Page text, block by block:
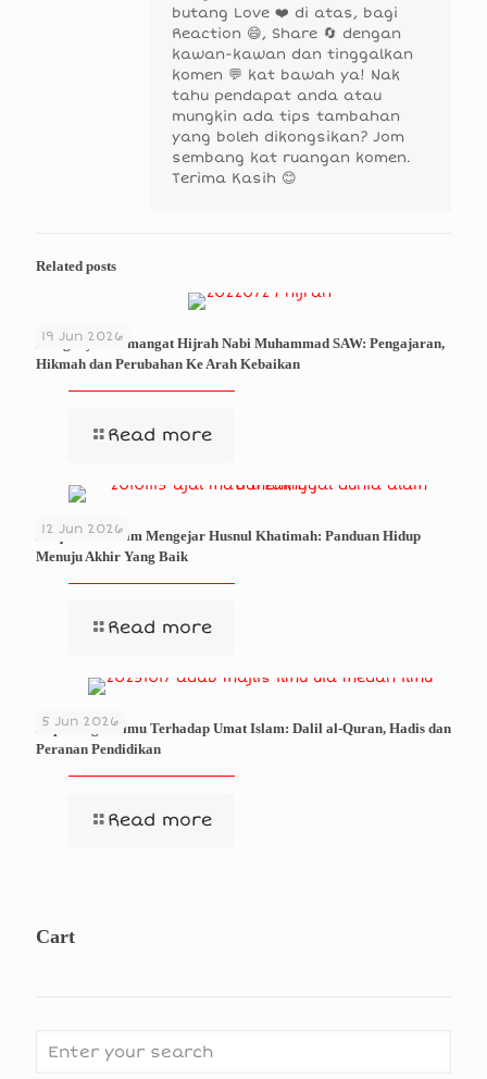
butang Love ❤️ di atas, bagi
Reaction 😄, Share 🔄 dengan
kawan-kawan dan tinggalkan
komen 💬 kat bawah ya! Nak
tahu pendapat anda atau
mungkin ada tips tambahan
yang boleh dikongsikan? Jom
sembang kat ruangan komen.
Terima Kasih 😊
Related posts
19 Jun 2026
Menghayati Semangat Hijrah Nabi Muhammad SAW: Pengajaran,
Hikmah dan Perubahan Ke Arah Kebaikan
Read more
12 Jun 2026
Istiqamah Dalam Mengejar Husnul Khatimah: Panduan Hidup
Menuju Akhir Yang Baik
Read more
5 Jun 2026
Kepentingan Ilmu Terhadap Umat Islam: Dalil al-Quran, Hadis dan
Peranan Pendidikan
Read more
Cart